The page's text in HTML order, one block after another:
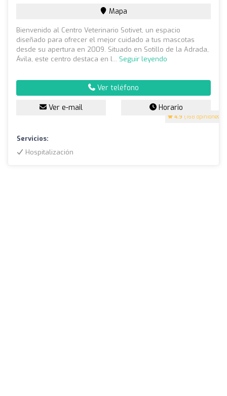
4.9 (168 opiniones)
Mapa
Bienvenido al Centro Veterinario Sotivet, un espacio
diseñado para ofrecer el mejor cuidado a tus mascotas
desde su apertura en 2009. Situado en Sotillo de la Adrada,
Ávila, este centro destaca en l... Seguir leyendo
Ver teléfono
Ver e-mail Horario
Servicios:
Hospitalización